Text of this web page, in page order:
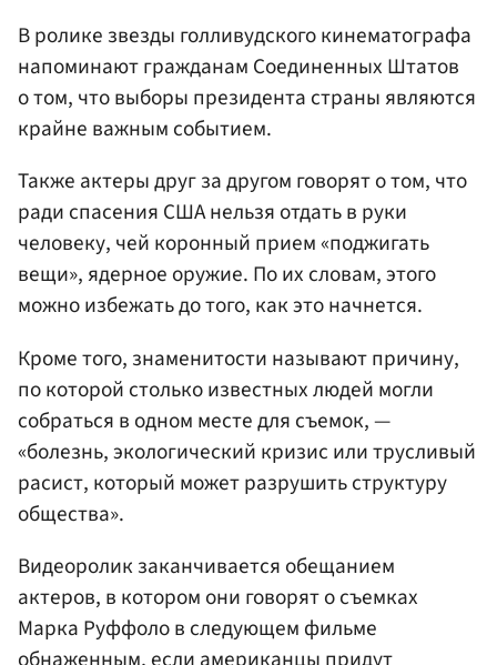
В ролике звезды голливудского кинематографа
напоминают гражданам Соединенных Штатов
о том, что выборы президента страны являются
крайне важным событием.
Также актеры друг за другом говорят о том, что
ради спасения США нельзя отдать в руки
человеку, чей коронный прием «поджигать
вещи», ядерное оружие. По их словам, этого
можно избежать до того, как это начнется.
Кроме того, знаменитости называют причину,
по которой столько известных людей могли
собраться в одном месте для съемок, —
«болезнь, экологический кризис или трусливый
расист, который может разрушить структуру
общества».
Видеоролик заканчивается обещанием
актеров, в котором они говорят о съемках
Марка Руффоло в следующем фильме